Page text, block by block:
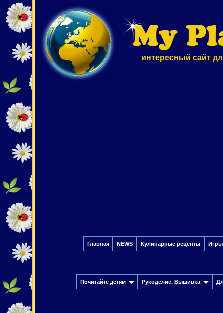
интересный сайт
Главная NEWS Кулинарные рецепты Игры
Почитайте детям Рукоделие. Вышивка